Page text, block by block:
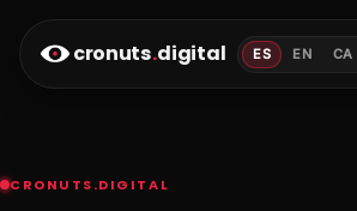
cronuts.digital ES EN CA
CRONUTS.DIGITAL